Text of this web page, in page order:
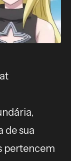
de sua
pertencem